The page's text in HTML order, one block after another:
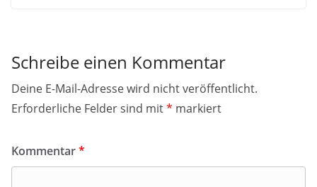
Schreibe einen Kommentar
Deine E-Mail-Adresse wird nicht veröffentlicht.
Erforderliche Felder sind mit* markiert
Kommentar*